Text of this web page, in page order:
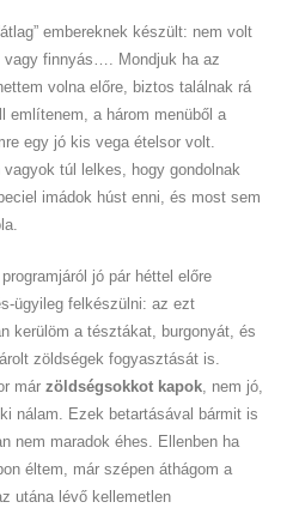
embereknek készült: nem volt
vagy finnyás…. Mondjuk ha az
volna előre, biztos találnak rá
említenem, a három menüből a
egy jó kis vega ételsor volt.
túl lelkes, hogy gondolnak
imádok húst enni, és most sem
jó pár héttel előre
ügyileg felkészülni: az ezt
kerülöm a tésztákat, burgonyát, és
zöldségek fogyasztását is.
márzöldségsokkot kapok, nem jó,
nálam. Ezek betartásával bármit is
nem maradok éhes. Ellenben ha
éltem, már szépen áthágom a
utána lévő kellemetlen